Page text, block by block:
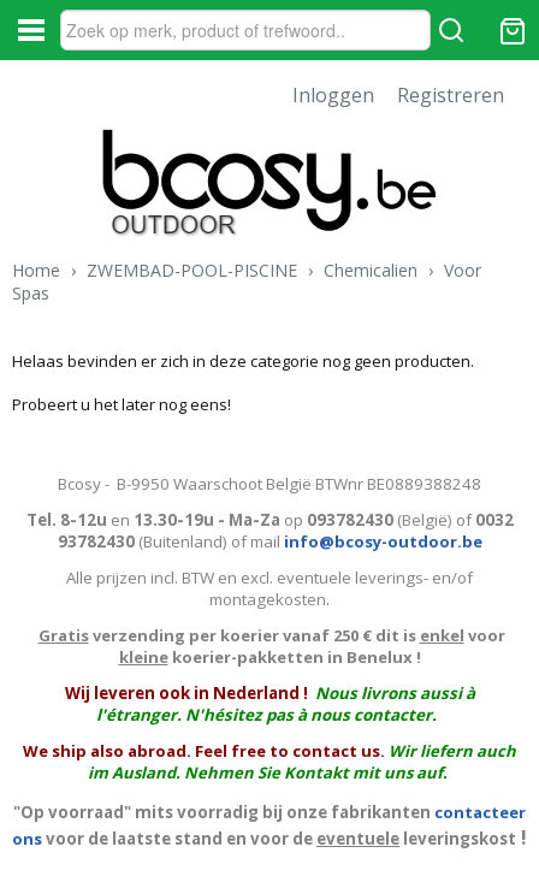
Inloggen Registreren
Home › ZWEMBAD-POOL-PISCINE › Chemicalien › Voor
Spas
Helaas bevinden er zich in deze categorie nog geen producten.
Probeert u het later nog eens!
Bcosy - B-9950 Waarschoot België BTWnr BE0889388248
Tel. 8-12u en 13.30-19u - Ma-Za op 093782430(België) of0032
93782430(Buitenland) of mail info@bcosy-outdoor.be
Alle prijzen incl. BTW en excl. eventuele leverings- en/of
montagekosten.
Gratisverzending per koerier vanaf 250 € dit is enkel voor
kleinekoerier-pakketten in Benelux !
Wij leveren ook in Nederland ! Nous livrons aussi à
l'étranger. N'hésitez pas à nous contacter.
We ship also abroad. Feel free to contact us. Wir liefern auch
im Ausland. Nehmen Sie Kontakt mit uns auf.
"Op voorraad" mits voorradig bij onze fabrikanten contacteer
onsvoor de laatste stand en voor de eventuele leveringskost !